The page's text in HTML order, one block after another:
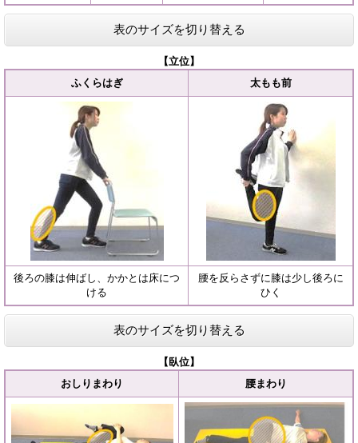
表のサイズを切り替える
【立位】
ふくらはぎ
太もも前
後ろの膝は伸ばし、かかとは床につ
ける
腰を反らさずに膝は少し後ろに
ひく
表のサイズを切り替える
【臥位】
おしりまわり
腰まわり